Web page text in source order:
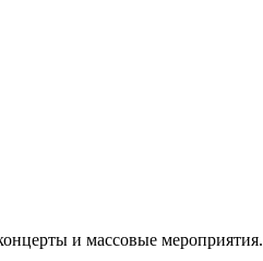
и массовые мероприятия.